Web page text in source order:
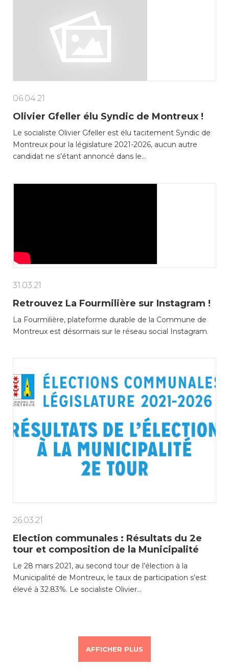
06.04.21
Olivier Gfeller élu Syndic de Montreux !
Le socialiste Olivier Gfeller est élu tacitement Syndic de
Montreux pour la législature 2021-2026, aucun autre
candidat ne s’étant annoncé dans le…
31.03.21
Retrouvez La Fourmilière sur Instagram !
La Fourmilière, plateforme durable de la Commune de
Montreux est désormais sur le réseau social Instagram.
26.03.21
Election communales : Résultats du 2e
tour et composition de la Municipalité
Le 28 mars 2021, au second tour de l’élection à la
Municipalité de Montreux, le taux de participation s’est
élevé à 32.83%. Le socialiste Olivier…
AFFICHER PLUS